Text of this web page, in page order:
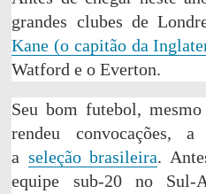
grandes clubes de
Kane (o capitão da
Watford e o Everton.
Seu bom futebol,
rendeu convocações,
a seleção brasileira.
equipe sub-20 no Sul-